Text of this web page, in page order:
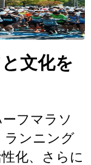
文化を
ーフマラソ
ランニング
化、さらに